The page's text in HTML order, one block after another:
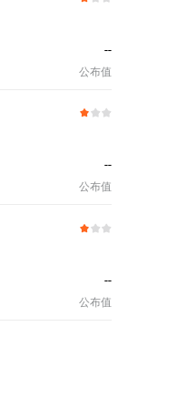
--
公布值
--
公布值
--
公布值